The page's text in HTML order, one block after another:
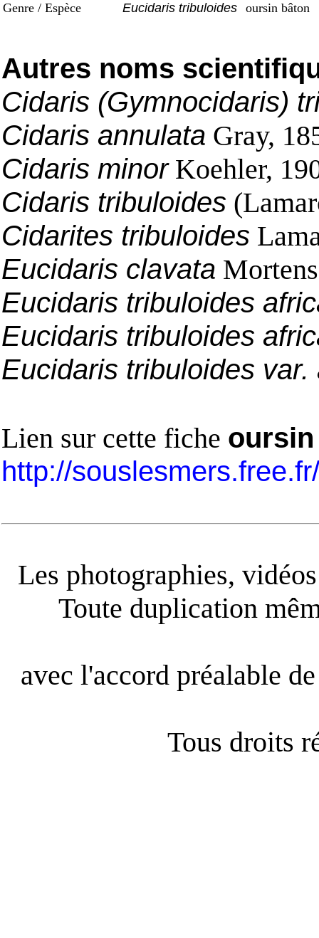
Genre / Espèce
Eucidaris tribuloides oursin bâton
Autres noms
Cidaris (Gymnocidaris)
Cidaris annulata Gray,
Cidaris minorKoehler,
Cidaris tribuloides
Cidarites tribuloides
Eucidaris clavata
Eucidaris tribuloides
Eucidaris tribuloides
Eucidaris tribuloides var.
Lien sur cette fiche
http://
Les photographies,
Toute duplication
avec l'accord préalable
Tous droits